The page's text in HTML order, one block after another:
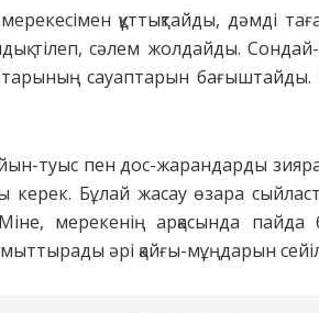
құттықтайды, дәмді
тілеп, сәлем жолдайды. Сондай-
сауаптарын
туыс пен дос-жарандарды
Бұлай жасау өзара
мерекенің арқасында
әрі қайғы-мұңдарын